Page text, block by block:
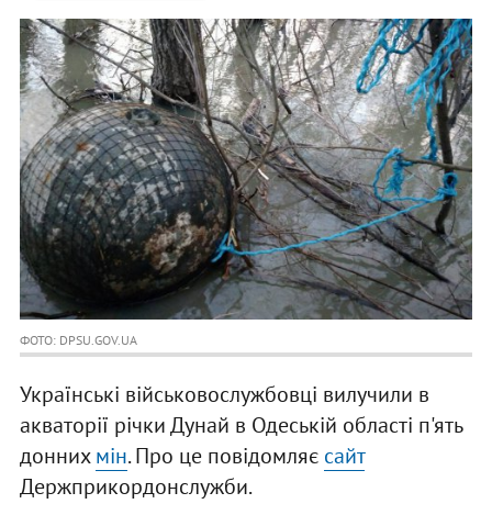
ФОТО: DPSU.GOV.UA
Українські військовослужбовці вилучили в
акваторії річки Дунай в Одеській області п'ять
доннихмін. Про це повідомляє сайт
Держприкордонслужби.